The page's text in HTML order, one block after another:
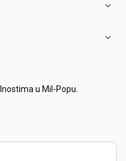
u Mil-Popu.